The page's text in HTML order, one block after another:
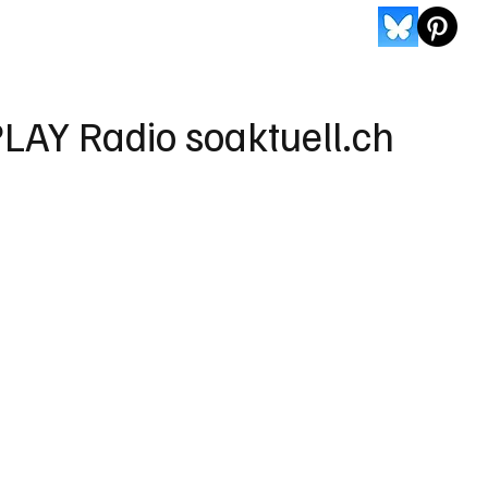
Radio soaktuell.ch